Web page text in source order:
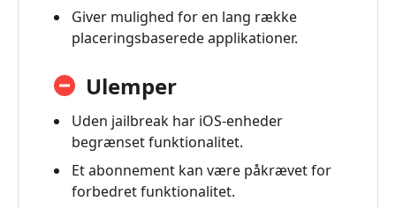
Giver mulighed for en lang række
placeringsbaserede applikationer.
Ulemper
Uden jailbreak har iOS-enheder
begrænset funktionalitet.
Et abonnement kan være påkrævet for
forbedret funktionalitet.